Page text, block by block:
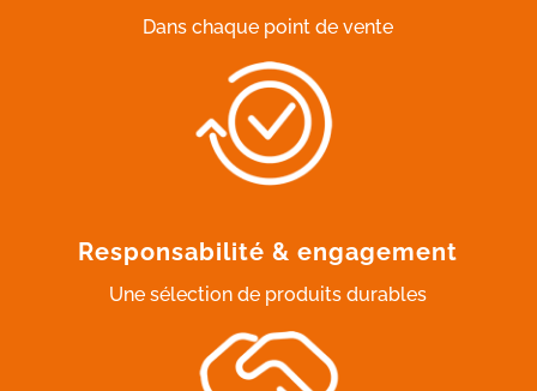
Dans chaque point de vente
Responsabilité & engagement
Une sélection de produits durables